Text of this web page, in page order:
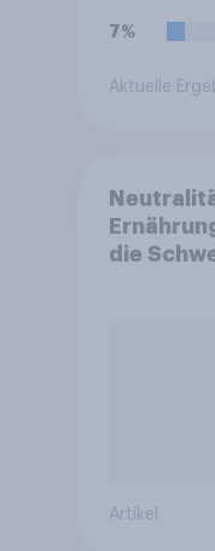
7%
Aktuelle
die
Artikel